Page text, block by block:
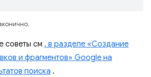
советы см . в разделе «Создание
и фрагментов» Google на
поиска .